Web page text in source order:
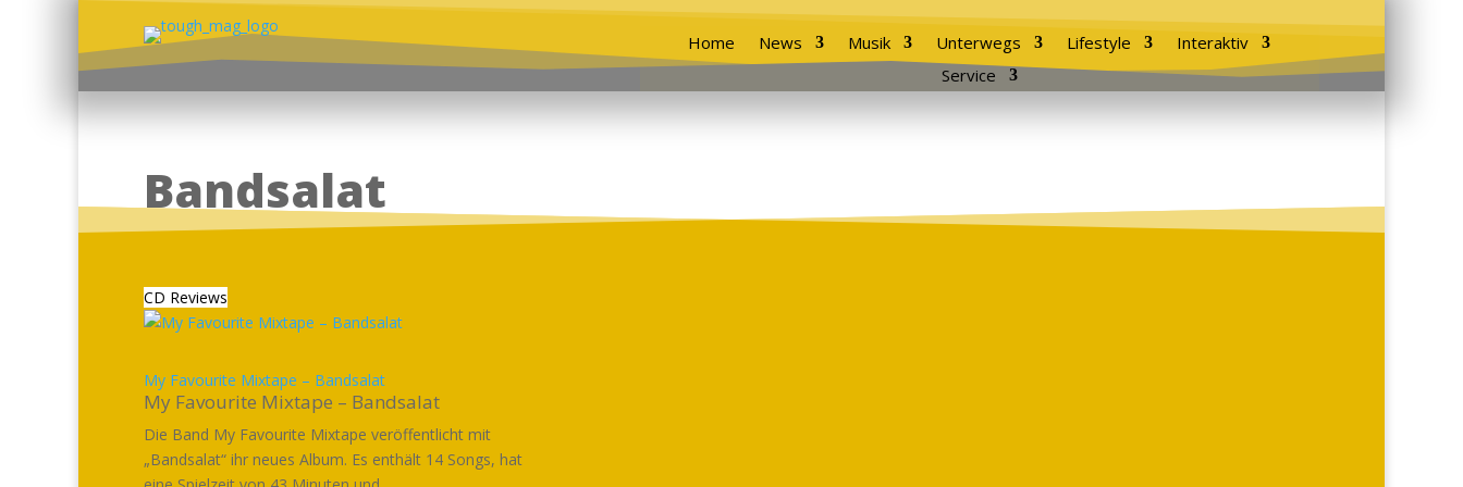
Home News Musik Unterwegs Lifestyle
Interaktiv
Service
Bandsalat
CD Reviews
My Favourite Mixtape – Bandsalat
My Favourite Mixtape – Bandsalat
Die Band My Favourite Mixtape veröffentlicht mit
„Bandsalat“ ihr neues Album. Es enthält 14 Songs, hat